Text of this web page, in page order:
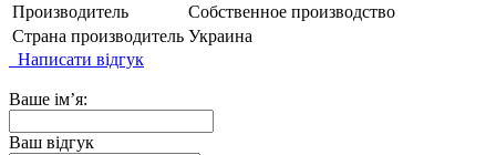
Производитель
Собственное производство
Страна производитель Украина
Написати відгук
Ваше ім’я:
Ваш відгук